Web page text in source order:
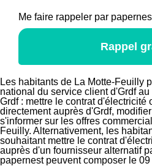
Me faire rappeler par
Rappel
Les habitants de La Motte-Feuilly
national du service client d'Grdf
Grdf : mettre le contrat d'électricité
directement auprès d'Grdf,
s'informer sur les offres
Feuilly. Alternativement, les
souhaitant mettre le contrat
auprès d'un fournisseur alternatif
papernest peuvent composer le